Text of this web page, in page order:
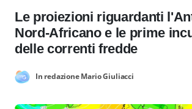
Le proiezioni riguardanti
Nord-Africano e le prime
delle correnti fredde
In redazione Mario Giuliacci